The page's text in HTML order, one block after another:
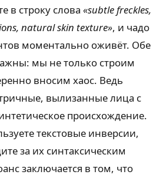
в строку слова «subtle freckles,
natural skin texture», и чадо
моментально оживёт. Обе
мы не только строим
вносим хаос. Ведь
вылизанные лица с
происхождение.
текстовые инверсии,
за их синтаксическим
заключается в том, что